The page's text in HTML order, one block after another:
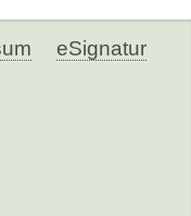
eSignatur